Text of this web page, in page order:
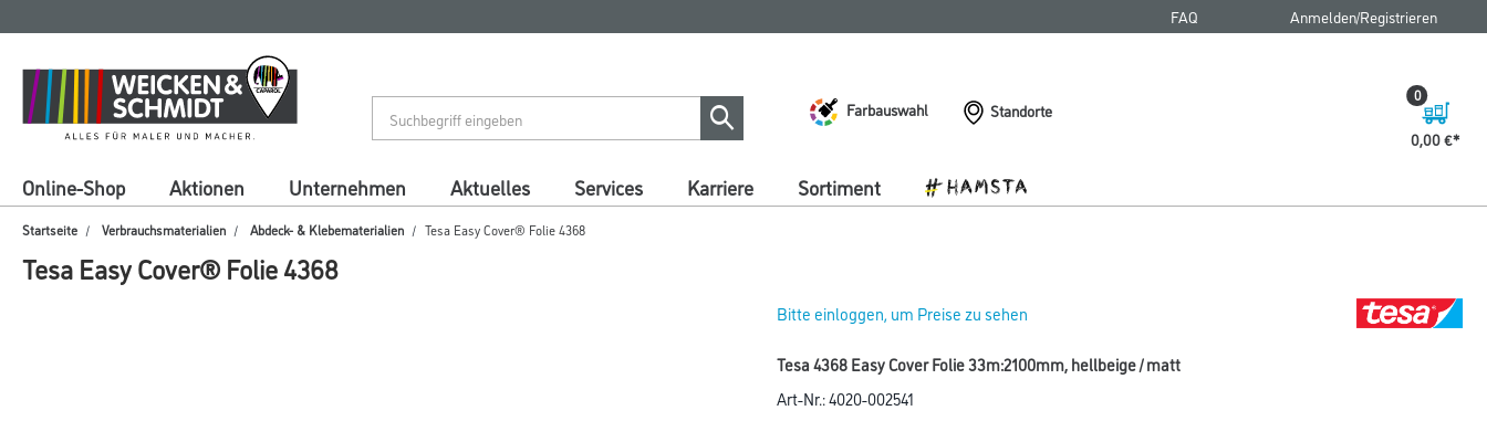
springen
springen
FAQ Anmelden/Registrieren
Farbauswahl
Standorte
0,00 €
0
Online-Shop Aktionen Unternehmen Aktuelles Services Karriere Sortiment
Startseite Verbrauchsmaterialien Abdeck- & Klebematerialien Tesa Easy Cover® Folie 4368
Tesa Easy Cover® Folie 4368
Bitte einloggen, um Preise zu sehen
Tesa 4368 Easy Cover Folie 33m:2100mm, hellbeige / matt
Art-Nr.:4020-002541